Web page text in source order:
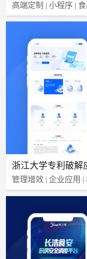
高端定制 | 小程序 |
浙江大学专利破解
管理增效 | 企业应用 |